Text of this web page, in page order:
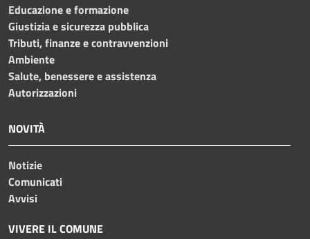
Educazione e formazione
Giustizia e sicurezza pubblica
Tributi, finanze e contravvenzioni
Ambiente
Salute, benessere e assistenza
Autorizzazioni
NOVITÀ
Notizie
Comunicati
Avvisi
VIVERE IL COMUNE